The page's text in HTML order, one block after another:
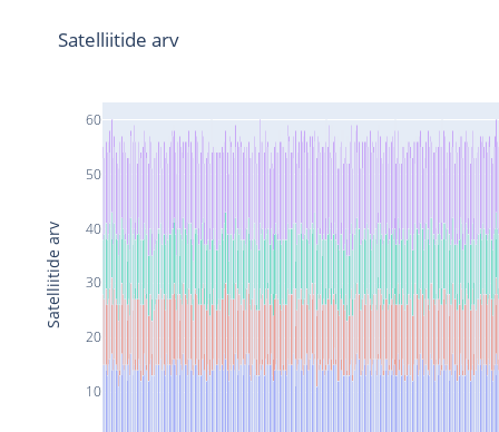
10
20
30
40
50
60
Satelliitide arv
Satelliitide arv